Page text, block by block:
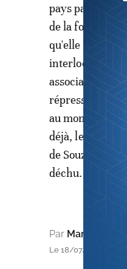
pays par son
de la force de
qu'elle n'était
interlocuteur ne
associations de
répression. Car
au moment de
déjà, le
de Souza,
déchu.
Par Mar Bassine
Le 18/07/2018 à